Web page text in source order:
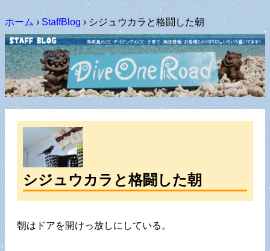
ホーム › StaffBlog › シジュウカラと格闘した朝
シジュウカラと格闘した朝
朝はドアを開けっ放しにしている。